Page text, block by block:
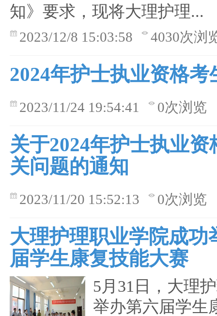
知》要求，现将大理护理...
2023/12/8 15:03:58 4030次浏
2024年护士执业资格考
2023/11/24 19:54:41 0次浏览
关于2024年护士执业资
关问题的通知
2023/11/20 15:52:13 0次浏览
大理护理职业学院成功
届学生康复技能大赛
5月31日，大理
举办第六届学生